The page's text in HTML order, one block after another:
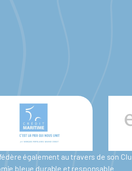
également au travers de son
bleue durable et responsable.